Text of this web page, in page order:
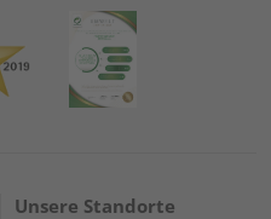
Unsere Standorte